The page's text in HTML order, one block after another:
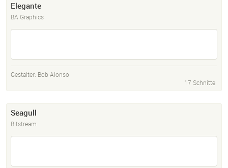
Elegante
BA Graphics
Gestalter: Bob Alonso
17 Schnitte
Seagull
Bitstream